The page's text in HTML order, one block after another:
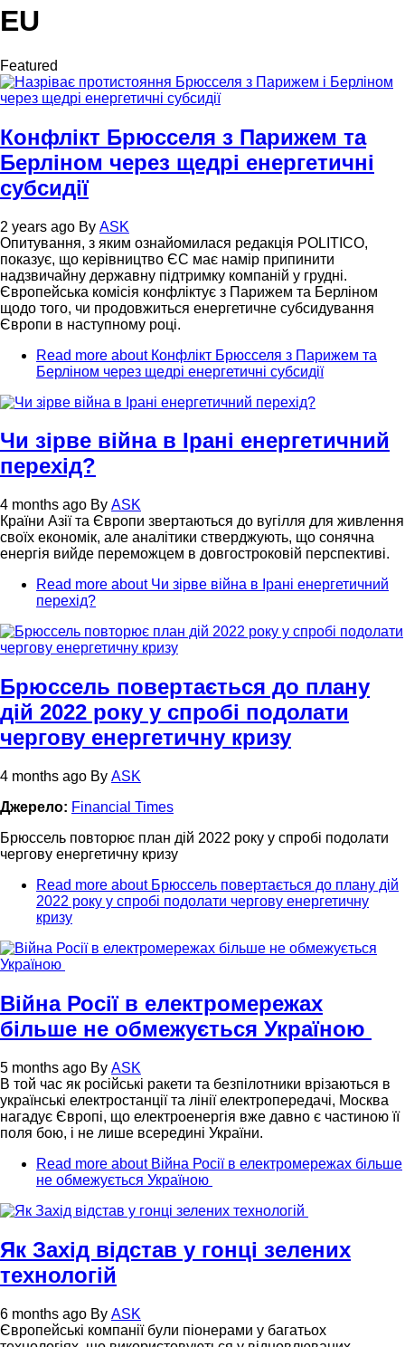
EU
Featured
Конфлікт Брюсселя з Парижем та
Берліном через щедрі енергетичні
субсидії
2 years ago By ASK
Опитування, з яким ознайомилася редакція POLITICO,
показує, що керівництво ЄС має намір припинити
надзвичайну державну підтримку компаній у грудні.
Європейська комісія конфліктує з Парижем та Берліном
щодо того, чи продовжиться енергетичне субсидування
Європи в наступному році.
Read more about Конфлікт Брюсселя з Парижем та
Берліном через щедрі енергетичні субсидії
Чи зірве війна в Ірані енергетичний
перехід?
4 months ago By ASK
Країни Азії та Європи звертаються до вугілля для живлення
своїх економік, але аналітики стверджують, що сонячна
енергія вийде переможцем в довгостроковій перспективі.
Read more about Чи зірве війна в Ірані енергетичний
перехід?
Брюссель повертається до плану
дій 2022 року у спробі подолати
чергову енергетичну кризу
4 months ago By ASK
Джерело: Financial Times
Брюссель повторює план дій 2022 року у спробі подолати
чергову енергетичну кризу
Read more about Брюссель повертається до плану дій
2022 року у спробі подолати чергову енергетичну
кризу
Війна Росії в електромережах
більше не обмежується Україною
5 months ago By ASK
В той час як російські ракети та безпілотники врізаються в
українські електростанції та лінії електропередачі, Москва
нагадує Європі, що електроенергія вже давно є частиною її
поля бою, і не лише всередині України.
Read more about Війна Росії в електромережах більше
не обмежується Україною
Як Захід відстав у гонці зелених
технологій
6 months ago By ASK
Європейські компанії були піонерами у багатьох